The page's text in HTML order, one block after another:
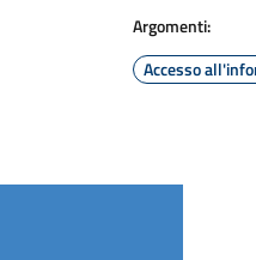
Argomenti:
Accesso